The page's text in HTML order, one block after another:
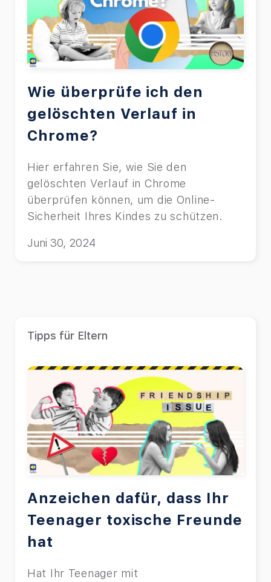
Wie überprüfe ich den
gelöschten Verlauf in
Chrome?
Hier erfahren Sie, wie Sie den
gelöschten Verlauf in Chrome
überprüfen können, um die Online-
Sicherheit Ihres Kindes zu schützen.
Juni 30, 2024
Tipps für Eltern
Anzeichen dafür, dass Ihr
Teenager toxische Freunde
hat
Hat Ihr Teenager mit